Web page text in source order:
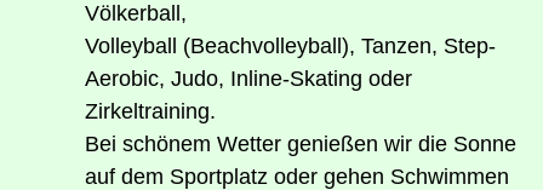
Völkerball,
Vol­ley­ball (Beach­vol­ley­ball), Tan­zen, Step-
Aero­bic, Judo, Inline-Ska­ting oder
Zirkeltraining.
Bei schö­nem Wet­ter genie­ßen wir die Son­ne
auf dem Sport­platz oder gehen Schwim­men